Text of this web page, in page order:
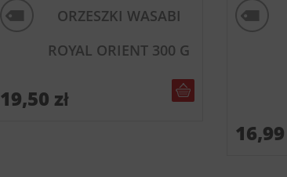
ORZESZKI WASABI
ROYAL ORIENT 300 G
19,50 zł
16,99